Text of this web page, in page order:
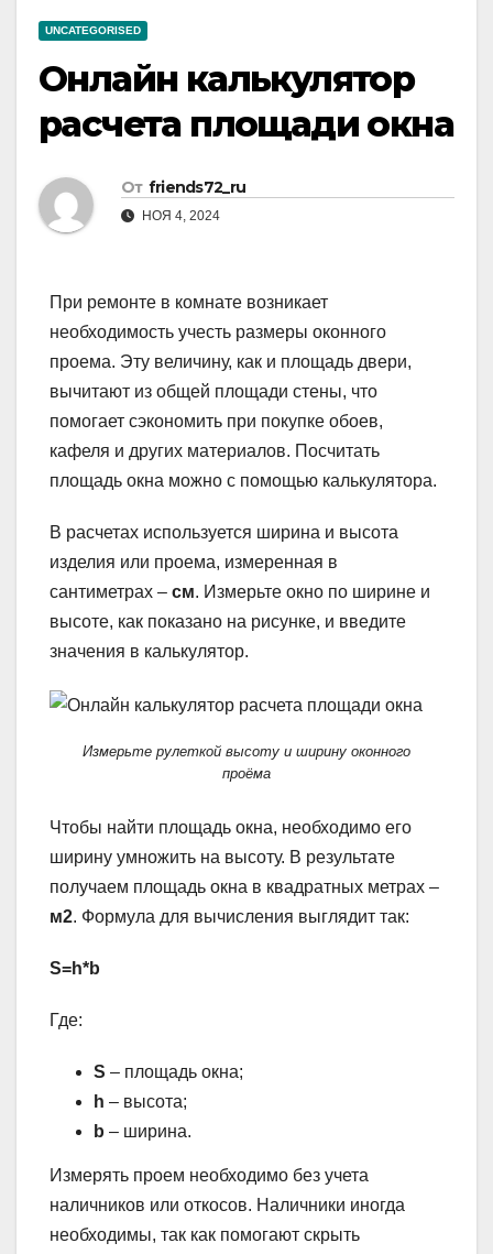
UNCATEGORISED
Онлайн калькулятор
расчета площади окна
От friends72_ru
НОЯ 4, 2024
При ремонте в комнате возникает
необходимость учесть размеры оконного
проема. Эту величину, как и площадь двери,
вычитают из общей площади стены, что
помогает сэкономить при покупке обоев,
кафеля и других материалов. Посчитать
площадь окна можно с помощью калькулятора.
В расчетах используется ширина и высота
изделия или проема, измеренная в
сантиметрах – см. Измерьте окно по ширине и
высоте, как показано на рисунке, и введите
значения в калькулятор.
Измерьте рулеткой высоту и ширину оконного
проёма
Чтобы найти площадь окна, необходимо его
ширину умножить на высоту. В результате
получаем площадь окна в квадратных метрах –
м2. Формула для вычисления выглядит так:
S=h*b
Где:
S – площадь окна;
h – высота;
b – ширина.
Измерять проем необходимо без учета
наличников или откосов. Наличники иногда
необходимы, так как помогают скрыть